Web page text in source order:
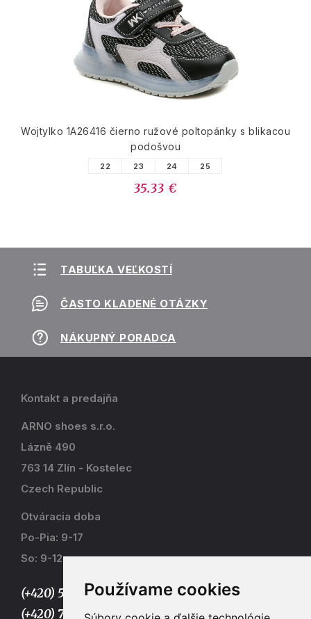
Používame cookies
Wojtylko 1A26416 čierno ružové poltopánky s blikacou
podošvou
22 23 24 25
35.33 €
TABUĽKA VEĽKOSTÍ
ČASTO KLADENÉ OTÁZKY
NÁKUPNÝ PORADCA
Kontakt a predajňa
ARNO shoes s.r.o.
Lázně 490
763 14 Zlín - Kostelec
Czech Republic
Otváracia doba
Po-Pia: 9-17
So: 9-12
(+420) 577 915 036,
(+420) 773 667 390